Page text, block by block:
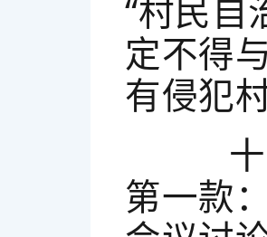
“村民自
定不得
有侵犯
十
第一款